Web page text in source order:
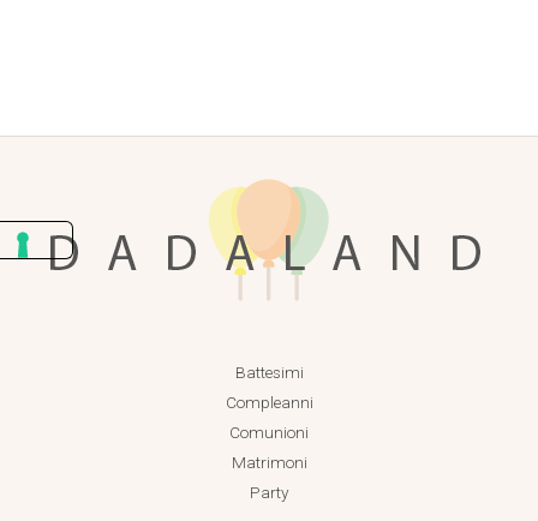
Battesimi
Compleanni
Comunioni
Matrimoni
Party